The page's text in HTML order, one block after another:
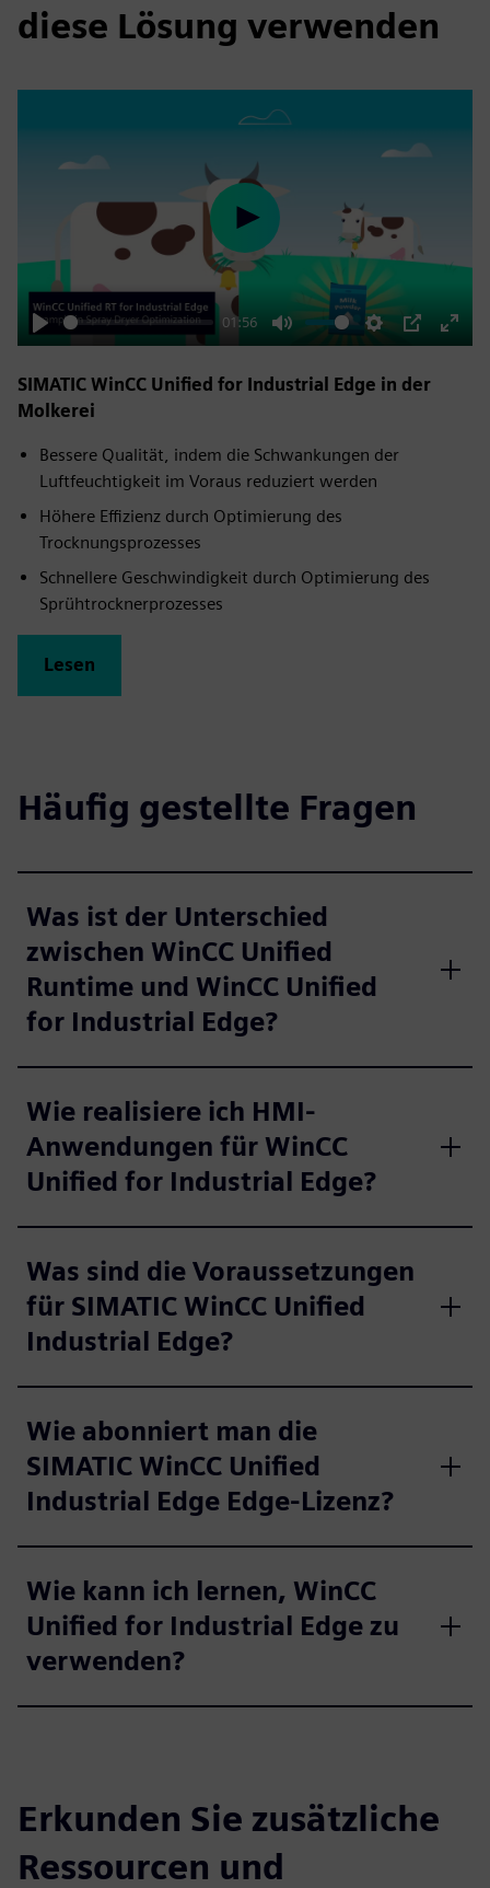
diese Lösung verwenden
Play
01:56
Mute Settings
PIP
Enter
Play
SIMATIC WinCC Unified for Industrial Edge in der
Molkerei
Bessere Qualität, indem die Schwankungen der
Luftfeuchtigkeit im Voraus reduziert werden
Höhere Effizienz durch Optimierung des
Trocknungsprozesses
Schnellere Geschwindigkeit durch Optimierung des
Sprühtrocknerprozesses
Lesen
Häufig gestellte Fragen
Was ist der Unterschied
zwischen WinCC Unified
Runtime und WinCC Unified
for Industrial Edge?
Wie realisiere ich HMI-
Anwendungen für WinCC
Unified for Industrial Edge?
Was sind die Voraussetzungen
für SIMATIC WinCC Unified
Industrial Edge?
Wie abonniert man die
SIMATIC WinCC Unified
Industrial Edge Edge-Lizenz?
Wie kann ich lernen, WinCC
Unified for Industrial Edge zu
verwenden?
Erkunden Sie zusätzliche
Ressourcen und